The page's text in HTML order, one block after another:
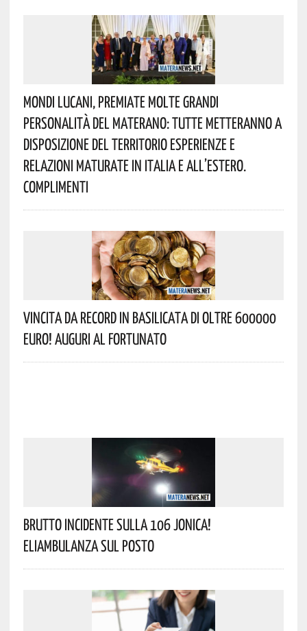
Mondi Lucani, Premiate Molte Grandi
Personalità Del Materano: Tutte Metteranno A
Disposizione Del Territorio Esperienze E
Relazioni Maturate In Italia E All’estero.
Complimenti
Vincita Da Record In Basilicata Di Oltre 600000
Euro! Auguri Al Fortunato
Brutto Incidente Sulla 106 Jonica!
Eliambulanza Sul Posto